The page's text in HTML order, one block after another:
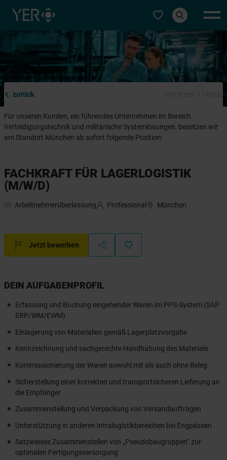
Typ auswählen
zurück
Für unseren Kunden, ein führendes Unternehmen im Bereich
Verteidigungstechnik und militärische Systemlösungen, besetzen wir
am Standort München ab sofort folgende Position:
FACHKRAFT FÜR LAGERLOGISTIK
(M/W/D)
Arbeitnehmerüberlassung Professional München
Jetzt bewerben
DEIN AUFGABENPROFIL
Erfassung und Buchung eingehender Waren im PPS-System (SAP
ERP/WM/EWM)
Einlagerung von Materialien gemäß Lagerplatzvorgabe
Kennzeichnung und sachgerechte Handhabung des Materials
Kommissionierung der Waren sowohl mit als auch ohne Beleg
Sicherstellung einer korrekten und transportsicheren Lieferung an
die Empfänger
Zusammenstellung und Verpackung von Versandaufträgen
Unterstützung in anderen Intralogistikbereichen bei Engpässen
Satzweises Zusammenstellen von „Pseudobaugruppen“ zur
optimalen Fertigungsversorgung